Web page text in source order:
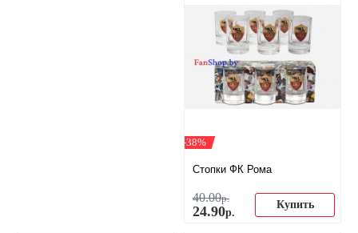
-38%
Стопки ФК Рома
40.00р.
24.90р.
Купить